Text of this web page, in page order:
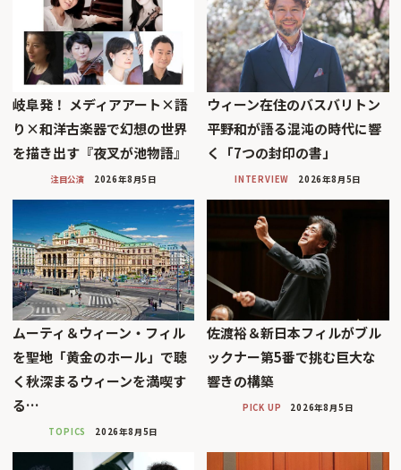
岐阜発！ メディアアート×語
り×和洋古楽器で幻想の世界
を描き出す『夜叉が池物語』
注目公演 2026年8月5日
ウィーン在住のバスバリトン
平野和が語る混沌の時代に響
く「7つの封印の書」
INTERVIEW 2026年8月5日
ムーティ＆ウィーン・フィル
を聖地「黄金のホール」で聴
く秋深まるウィーンを満喫す
る…
TOPICS 2026年8月5日
佐渡裕＆新日本フィルがブル
ックナー第5番で挑む巨大な
響きの構築
PICK UP 2026年8月5日